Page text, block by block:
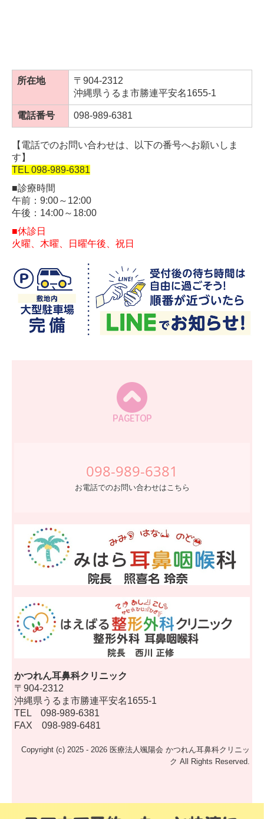
所在地
〒904-2312
沖縄県うるま市勝連平安名1655-1
電話番号 098-989-6381
【電話でのお問い合わせは、以下の番号へお願いしま
す】
TEL 098-989-6381
■診療時間
午前：9:00～12:00
午後：14:00～18:00
■休診日
火曜、木曜、日曜午後、祝日
お電話でのお問い合わせはこちら
かつれん耳鼻科クリニック
〒904-2312
沖縄県うるま市勝連平安名1655-1
TEL098-989-6381
FAX098-989-6481
Copyright (c) 2025 - 2026 医療法人颯陽会 かつれん耳鼻科クリニッ
ク All Rights Reserved.